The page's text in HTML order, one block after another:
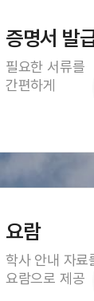
증명서 발
필요한 서류를
간편하게
요람
학사 안내 자료
요람으로 제공